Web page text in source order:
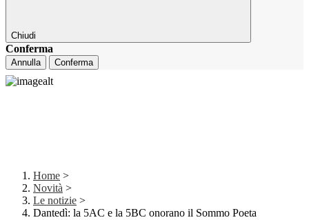
Chiudi
Conferma
Annulla Conferma
Home >
Novità >
Le notizie >
Dantedì: la 5AC e la 5BC onorano il Sommo Poeta